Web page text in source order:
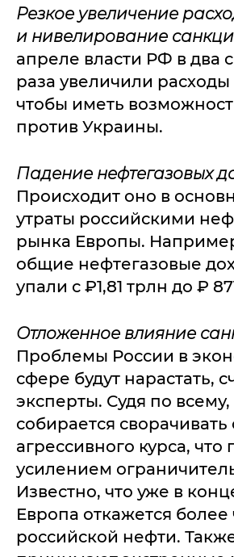
Резкое увеличение
и нивелирование
апреле власти РФ в два
раза увеличили
чтобы иметь
против Украины.
Падение нефтегазовых
Происходит оно в
утраты российскими
рынка Европы.
общие нефтегазовые
упали с ₽1,81 трлн до ₽
Отложенное влияние
Проблемы России в
сфере будут нарастать,
эксперты. Судя по
собирается сворачивать
агрессивного курса, что
усилением
Известно, что уже в
Европа откажется более
российской нефти.